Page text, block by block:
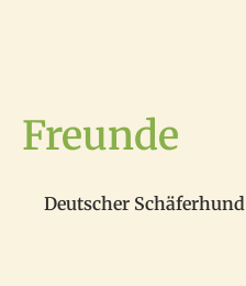
Freunde
Deutscher Schäferhund